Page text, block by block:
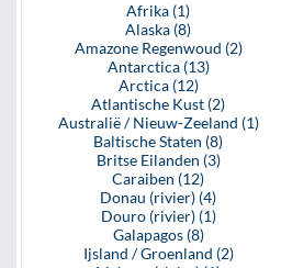
Afrika (1)
Alaska (8)
Amazone Regenwoud (2)
Antarctica (13)
Arctica (12)
Atlantische Kust (2)
Australië / Nieuw-Zeeland (1)
Baltische Staten (8)
Britse Eilanden (3)
Caraiben (12)
Donau (rivier) (4)
Douro (rivier) (1)
Galapagos (8)
Ijsland / Groenland (2)